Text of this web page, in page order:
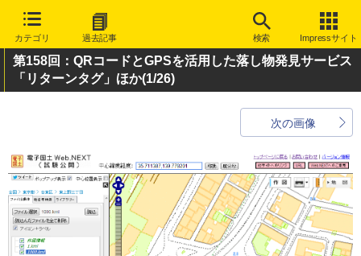
カテゴリ 過去記事 検索 Impressサイト
第158回：QRコードとGPSを活用した落し物発見サービス
「リターンタグ」ほか(1/26)
次の画像